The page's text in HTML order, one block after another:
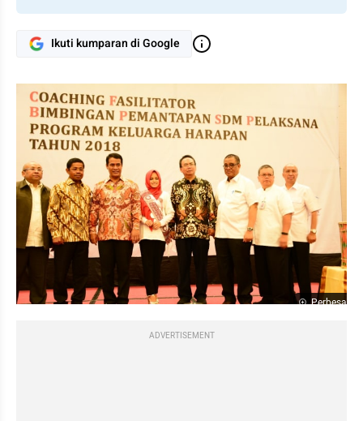
Ikuti kumparan di Google
Perbesar
ADVERTISEMENT